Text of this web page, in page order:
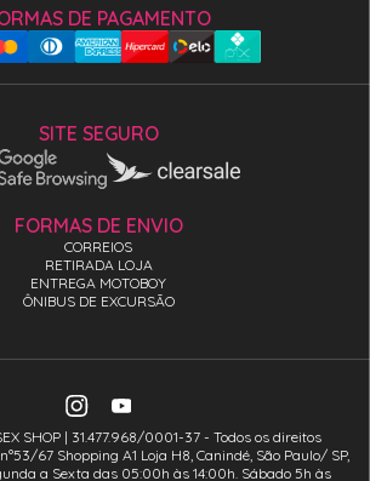
SITE SEGURO
DE PAGAMENTO
FORMAS DE ENVIO
CORREIOS
RETIRADA LOJA
ENTREGA MOTOBOY
ÔNIBUS DE EXCURSÃO
SHOP | 31.477.968/0001-37 - Todos os direitos
67 Shopping A1 Loja H8, Canindé, São Paulo/ SP,
a Sexta das 05:00h às 14:00h. Sábado 5h às